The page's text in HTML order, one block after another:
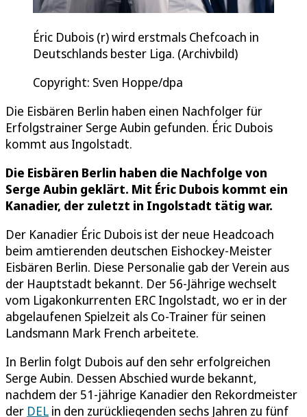
Éric Dubois (r) wird erstmals Chefcoach in
Deutschlands bester Liga. (Archivbild)
Copyright: Sven Hoppe/dpa
Die Eisbären Berlin haben einen Nachfolger für
Erfolgstrainer Serge Aubin gefunden. Éric Dubois
kommt aus Ingolstadt.
Die Eisbären Berlin haben die Nachfolge von
Serge Aubin geklärt. Mit Éric Dubois kommt ein
Kanadier, der zuletzt in Ingolstadt tätig war.
Der Kanadier Éric Dubois ist der neue Headcoach
beim amtierenden deutschen Eishockey-Meister
Eisbären Berlin. Diese Personalie gab der Verein aus
der Hauptstadt bekannt. Der 56-Jährige wechselt
vom Ligakonkurrenten ERC Ingolstadt, wo er in der
abgelaufenen Spielzeit als Co-Trainer für seinen
Landsmann Mark French arbeitete.
In Berlin folgt Dubois auf den sehr erfolgreichen
Serge Aubin. Dessen Abschied wurde bekannt,
nachdem der 51-jährige Kanadier den Rekordmeister
der DEL in den zurückliegenden sechs Jahren zu fünf